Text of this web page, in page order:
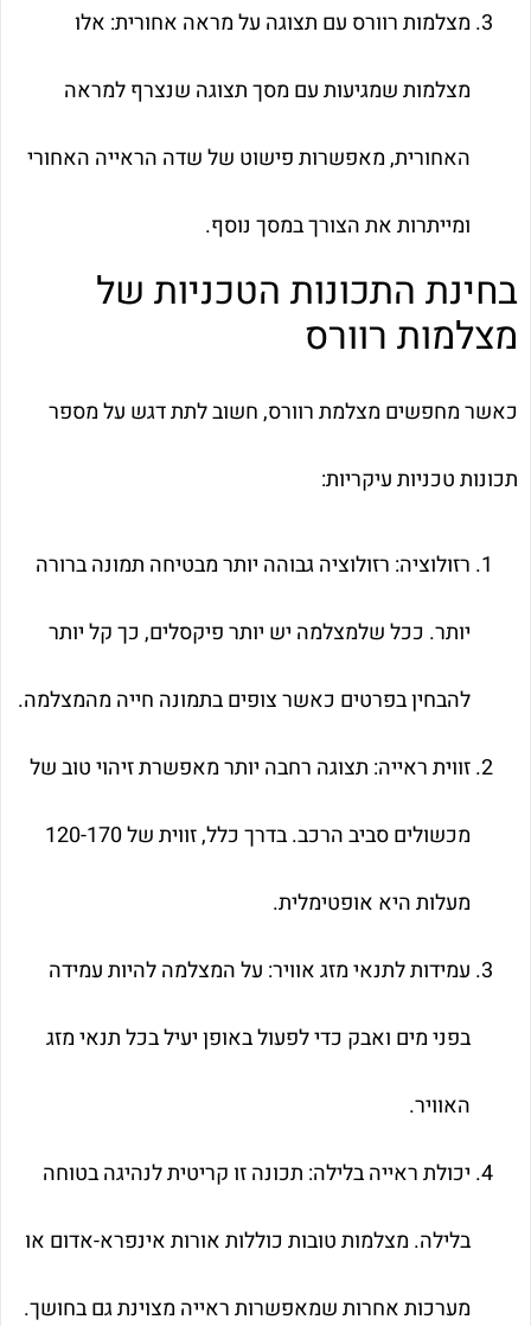
מצלמות רוורס עם תצוגה על מראה אחורית: אלו
מצלמות שמגיעות עם מסך תצוגה שנצרף למראה
האחורית, מאפשרות פישוט של שדה הראייה האחורי
ומייתרות את הצורך במסך נוסף.
בחינת התכונות הטכניות של
מצלמות רוורס
כאשר מחפשים מצלמת רוורס, חשוב לתת דגש על מספר
תכונות טכניות עיקריות:
רזולוציה: רזולוציה גבוהה יותר מבטיחה תמונה ברורה
יותר. ככל שלמצלמה יש יותר פיקסלים, כך קל יותר
להבחין בפרטים כאשר צופים בתמונה חייה מהמצלמה.
זווית ראייה: תצוגה רחבה יותר מאפשרת זיהוי טוב של
מכשולים סביב הרכב. בדרך כלל, זווית של 120-170
מעלות היא אופטימלית.
עמידות לתנאי מזג אוויר: על המצלמה להיות עמידה
בפני מים ואבק כדי לפעול באופן יעיל בכל תנאי מזג
האוויר.
יכולת ראייה בלילה: תכונה זו קריטית לנהיגה בטוחה
בלילה. מצלמות טובות כוללות אורות אינפרא-אדום או
מערכות אחרות שמאפשרות ראייה מצוינת גם בחושך.